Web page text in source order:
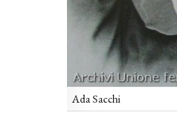
Ada Sacchi